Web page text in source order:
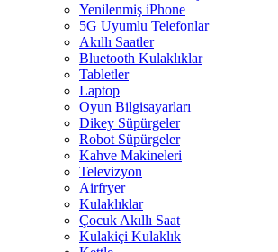
Yenilenmiş iPhone
5G Uyumlu Telefonlar
Akıllı Saatler
Bluetooth Kulaklıklar
Tabletler
Laptop
Oyun Bilgisayarları
Dikey Süpürgeler
Robot Süpürgeler
Kahve Makineleri
Televizyon
Airfryer
Kulaklıklar
Çocuk Akıllı Saat
Kulakiçi Kulaklık